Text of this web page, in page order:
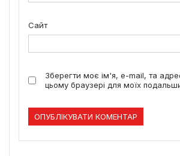
Сайт
Зберегти моє ім'я, e-mail, та
цьому браузері для моїх